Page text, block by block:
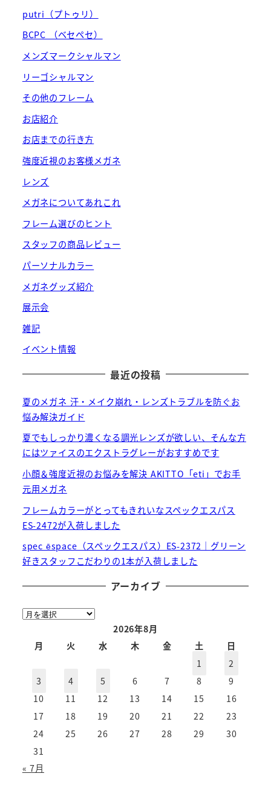
putri（プトゥリ）
BCPC （ベセペセ）
メンズマークシャルマン
リーゴシャルマン
その他のフレーム
お店紹介
お店までの行き方
強度近視のお客様メガネ
レンズ
メガネについてあれこれ
フレーム選びのヒント
スタッフの商品レビュー
パーソナルカラー
メガネグッズ紹介
展示会
雑記
イベント情報
最近の投稿
夏のメガネ 汗・メイク崩れ・レンズトラブルを防ぐお
悩み解決ガイド
夏でもしっかり濃くなる調光レンズが欲しい、そんな方
にはツァイスのエクストラグレーがおすすめです
小顔＆強度近視のお悩みを解決 AKITTO「eti」でお手
元用メガネ
フレームカラーがとってもきれいなスペックエスパス
ES-2472が入荷しました
spec ēspace（スペックエスパス）ES-2372｜グリーン
好きスタッフこだわりの1本が入荷しました
アーカイブ
ア
2026年8月
月
火 水 木 金 土
日
1
2
3
4 5 6 7 8
9
10
11 12 13 14 15
16
17
18 19 20 21 22
23
24
25 26 27 28 29
30
31
« 7月